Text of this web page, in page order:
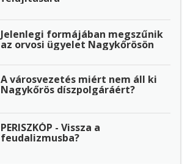
Jelenlegi formájában megszűnik
az orvosi ügyelet Nagykőrösön
A városvezetés miért nem áll ki
Nagykőrös díszpolgáráért?
PERISZKÓP - Vissza a
feudalizmusba?